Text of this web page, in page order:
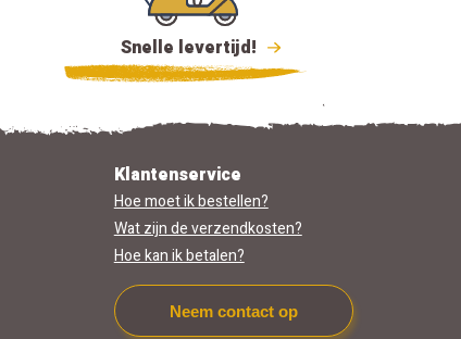
Snelle levertijd!
Klantenservice
Hoe moet ik bestellen?
Wat zijn de verzendkosten?
Hoe kan ik betalen?
Neem contact op